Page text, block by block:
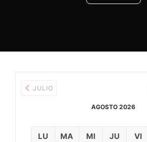
JULIO
AGOSTO 2026
LU MA MI JU VI